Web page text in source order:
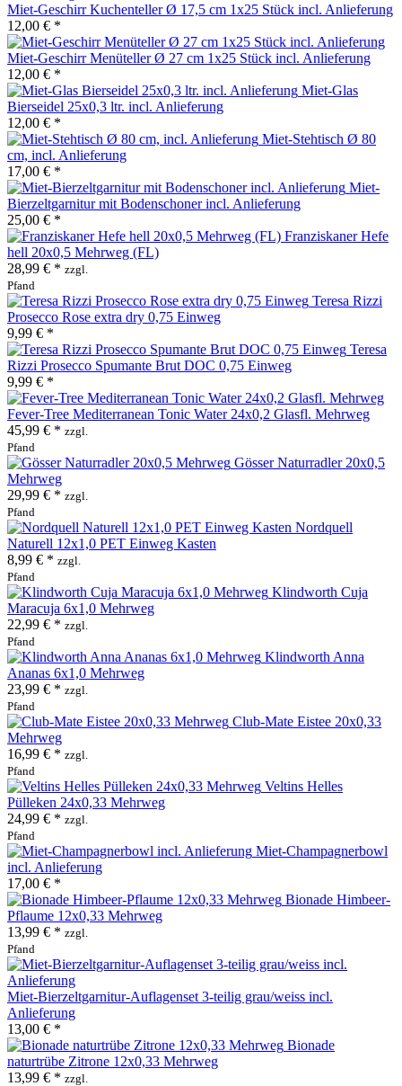
Miet-Geschirr Kuchenteller Ø 17,5 cm 1x25 Stück incl. Anlieferung
12,00 € *
Miet-Geschirr Menüteller Ø 27 cm 1x25 Stück incl. Anlieferung
12,00 € *
Miet-Glas
Bierseidel 25x0,3 ltr. incl. Anlieferung
12,00 € *
Miet-Stehtisch Ø 80
cm, incl. Anlieferung
17,00 € *
Miet-
Bierzeltgarnitur mit Bodenschoner incl. Anlieferung
25,00 € *
Franziskaner Hefe
hell 20x0,5 Mehrweg (FL)
28,99 € * zzgl.
Pfand
Teresa Rizzi
Prosecco Rose extra dry 0,75 Einweg
9,99 € *
Teresa
Rizzi Prosecco Spumante Brut DOC 0,75 Einweg
9,99 € *
Fever-Tree Mediterranean Tonic Water 24x0,2 Glasfl. Mehrweg
45,99 € * zzgl.
Pfand
Gösser Naturradler 20x0,5
Mehrweg
29,99 € * zzgl.
Pfand
Nordquell
Naturell 12x1,0 PET Einweg Kasten
8,99 € * zzgl.
Pfand
Klindworth Cuja
Maracuja 6x1,0 Mehrweg
22,99 € * zzgl.
Pfand
Klindworth Anna
Ananas 6x1,0 Mehrweg
23,99 € * zzgl.
Pfand
Club-Mate Eistee 20x0,33
Mehrweg
16,99 € * zzgl.
Pfand
Veltins Helles
Pülleken 24x0,33 Mehrweg
24,99 € * zzgl.
Pfand
Miet-Champagnerbowl
incl. Anlieferung
17,00 € *
Bionade Himbeer-
Pflaume 12x0,33 Mehrweg
13,99 € * zzgl.
Pfand
Miet-Bierzeltgarnitur-Auflagenset 3-teilig grau/weiss incl.
Anlieferung
13,00 € *
Bionade
naturtrübe Zitrone 12x0,33 Mehrweg
13,99 € * zzgl.